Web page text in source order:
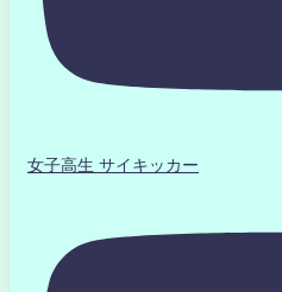
女子高生 サイキッカー